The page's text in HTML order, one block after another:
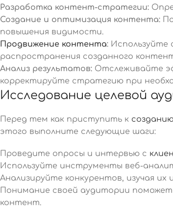
Разработка контент-стратегии:
Создание и оптимизация контента:
повышения видимости.
Продвижение контента: Используйте
распространения созданного
Анализ результатов: Отслеживайте
корректируйте стратегию при
Исследование целевой
Перед тем как приступить к
этого выполните следующие шаги:
Проведите опросы и интервью с
Используйте инструменты веб-
Анализируйте конкурентов, изучая
Понимание своей аудитории
контент.